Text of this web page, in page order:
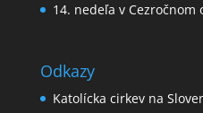
14. nedeľa v Cezročnom
Odkazy
Katolícka cirkev na